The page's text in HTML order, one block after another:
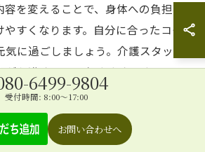
を変えることで、身体への負担も
すくなります。自分に合ったコー
に過ごしましょう。介護スタッフ
がら進めるのもおすすめです。
きるDVD体操の工夫
操」DVDは、特別なウェアや道具を
6499-9804
受付時間: 8:00～17:00
お問い合わせへ